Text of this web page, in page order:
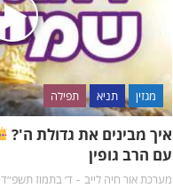
מגזין תניא תפילה
איך מבינים את גדולת ה'?
עם הרב גופין
מערכת אור חיה לייב ד׳ בתמוז תשפ״ד